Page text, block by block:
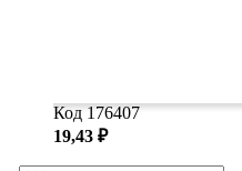
Код 176407
19,43 ₽